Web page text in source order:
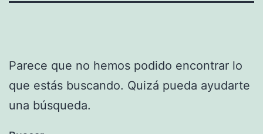
Parece que no hemos podido encontrar lo
que estás buscando. Quizá pueda ayudarte
una búsqueda.